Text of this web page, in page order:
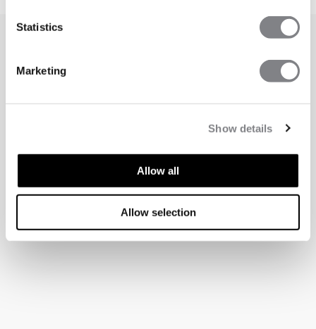
Statistics
Marketing
Show details
Allow all
Allow selection